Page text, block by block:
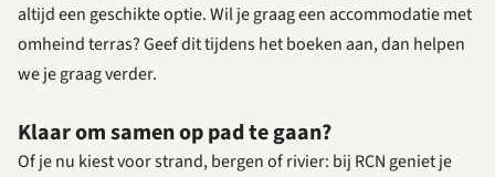
altijd een geschikte optie. Wil je graag een accommodatie met
omheind terras? Geef dit tijdens het boeken aan, dan helpen
we je graag verder.
Klaar om samen op pad te gaan?
Of je nu kiest voor strand, bergen of rivier: bij RCN geniet je